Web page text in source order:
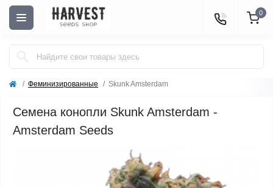
0
Феминизированные Skunk Amsterdam
Семена конопли Skunk Amsterdam -
Amsterdam Seeds